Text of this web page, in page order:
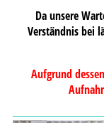
Da unsere
Verständnis bei
Aufgrund